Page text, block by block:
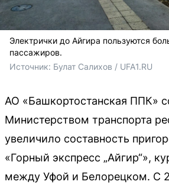
Электрички до Айгира пользуются
пассажиров.
Источник: Булат Салихов / UFA1.RU
АО «Башкортостанская ППК»
Министерством транспорта
увеличило составность
«Горный экспресс „Айгир“»,
между Уфой и Белорецком. С